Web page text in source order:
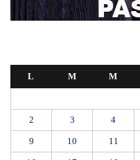
L M M
2 3 4
9 10 11